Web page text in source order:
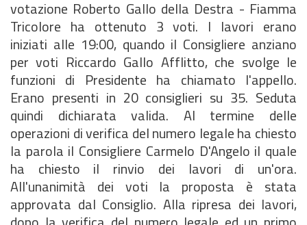
votazione Roberto Gallo della Destra - Fiamma
Tricolore ha ottenuto 3 voti. I lavori erano
iniziati alle 19:00, quando il Consigliere anziano
per voti Riccardo Gallo Afflitto, che svolge le
funzioni di Presidente ha chiamato l'appello.
Erano presenti in 20 consiglieri su 35. Seduta
quindi dichiarata valida. Al termine delle
operazioni di verifica del numero legale ha chiesto
la parola il Consigliere Carmelo D'Angelo il quale
ha chiesto il rinvio dei lavori di un'ora.
All'unanimità dei voti la proposta è stata
approvata dal Consiglio. Alla ripresa dei lavori,